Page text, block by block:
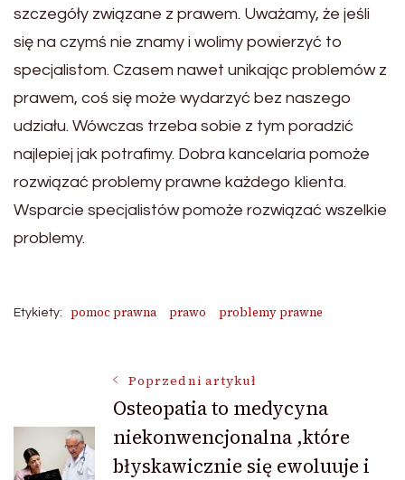
szczegóły związane z prawem. Uważamy, że jeśli
się na czymś nie znamy i wolimy powierzyć to
specjalistom. Czasem nawet unikając problemów z
prawem, coś się może wydarzyć bez naszego
udziału. Wówczas trzeba sobie z tym poradzić
najlepiej jak potrafimy. Dobra kancelaria pomoże
rozwiązać problemy prawne każdego klienta.
Wsparcie specjalistów pomoże rozwiązać wszelkie
problemy.
Etykiety: pomoc prawna prawo problemy prawne
Nawigacja
wpisu
Poprzedni artykuł
Osteopatia to medycyna
niekonwencjonalna ,które
błyskawicznie się ewoluuje i